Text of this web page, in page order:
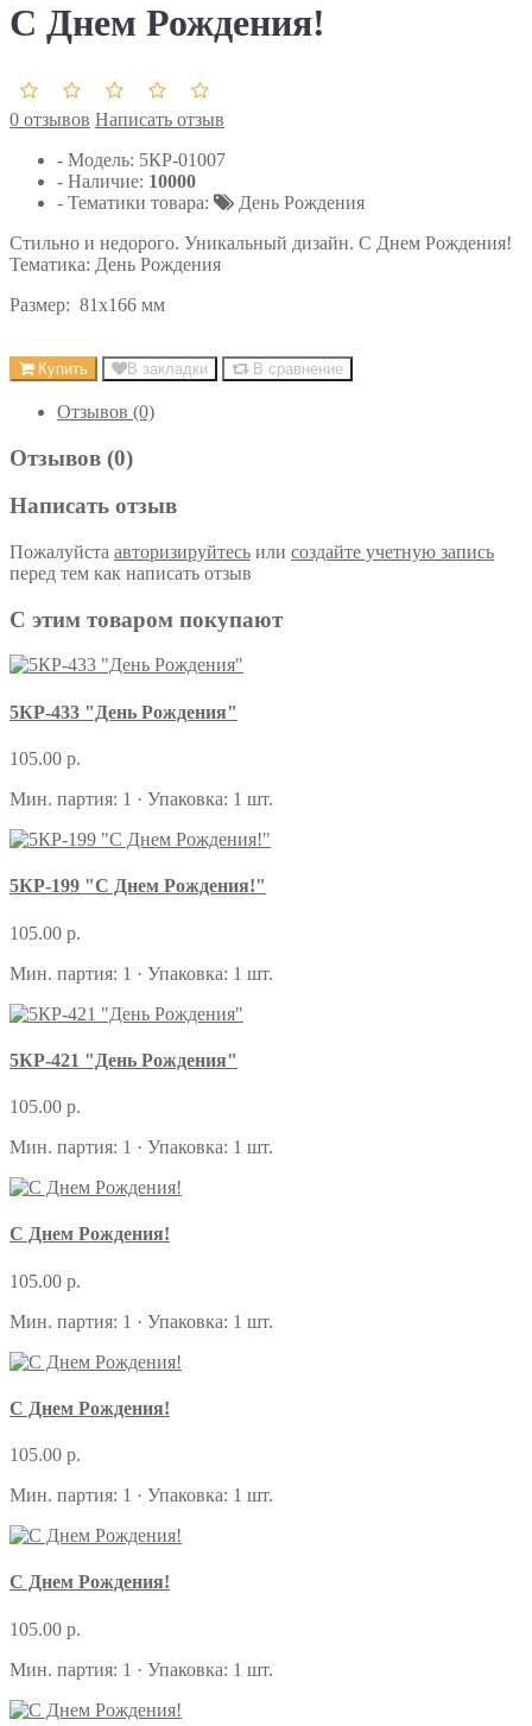
С Днем Рождения!
0 отзывов Написать отзыв
- Модель: 5КР-01007
- Наличие: 10000
- Тематики товара:
День Рождения
Стильно и недорого. Уникальный дизайн. С Днем Рождения!
Тематика: День Рождения
Размер: 81х166 мм
Купить В закладки В сравнение
Отзывов (0)
Отзывов (0)
Написать отзыв
Пожалуйста авторизируйтесь или создайте учетную запись
перед тем как написать отзыв
С этим товаром покупают
5КР-433 "День Рождения"
105.00 р.
Мин. партия: 1 · Упаковка: 1 шт.
5КР-199 "С Днем Рождения!"
105.00 р.
Мин. партия: 1 · Упаковка: 1 шт.
5КР-421 "День Рождения"
105.00 р.
Мин. партия: 1 · Упаковка: 1 шт.
С Днем Рождения!
105.00 р.
Мин. партия: 1 · Упаковка: 1 шт.
С Днем Рождения!
105.00 р.
Мин. партия: 1 · Упаковка: 1 шт.
С Днем Рождения!
105.00 р.
Мин. партия: 1 · Упаковка: 1 шт.